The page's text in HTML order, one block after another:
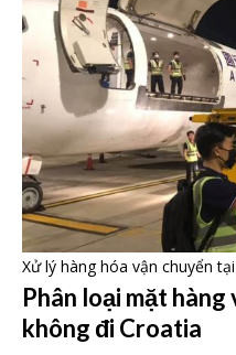
Xử lý hàng hóa vận chuyển
Phân loại mặt hàng
không đi Croatia